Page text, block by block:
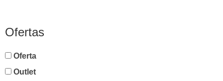
Ofertas
Oferta
Outlet